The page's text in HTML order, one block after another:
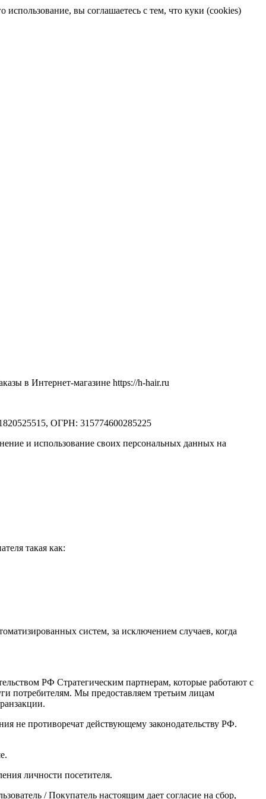
вы соглашаетесь с тем, что куки (cookies)
в Интернет-магазине https://h-hair.ru
ОГРН: 315774600285225
и использование своих персональных данных на
такая как:
систем, за исключением случаев, когда
РФ Стратегическим партнерам, которые работают с
потребителям. Мы предоставляем третьим лицам
не противоречат действующему законодательству РФ.
личности посетителя.
/ Покупатель настоящим дает согласие на сбор,